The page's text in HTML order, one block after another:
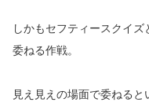
しかもセフティースクイ
委ねる作戦。
見え見えの場面で委ねると